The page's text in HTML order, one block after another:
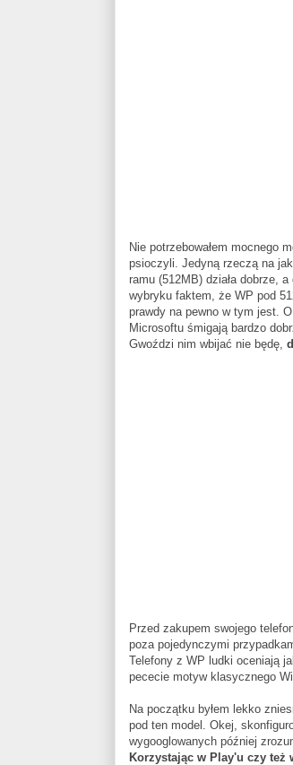
Nie potrzebowałem mocnego
psioczyli. Jedyną rzeczą na
ramu (512MB) działa dobrze,
wybryku faktem, że WP pod
prawdy na pewno w tym jest.
Microsoftu śmigają bardzo
Gwoździ nim wbijać nie będę,
Przed zakupem swojego
poza pojedynczymi
Telefony z WP ludki oceniają
pececie motyw klasycznego
Na początku byłem lekko
pod ten model. Okej,
wygooglowanych później
Korzystając w Play'u czy